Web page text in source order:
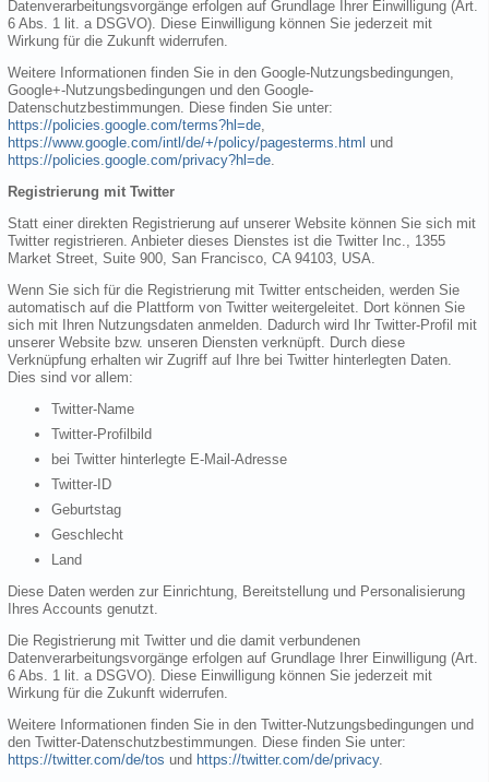
Datenverarbeitungsvorgänge erfolgen auf Grundlage Ihrer Einwilligung (Art.
6 Abs. 1 lit. a DSGVO). Diese Einwilligung können Sie jederzeit mit
Wirkung für die Zukunft widerrufen.
Weitere Informationen finden Sie in den Google-Nutzungsbedingungen,
Google+-Nutzungsbedingungen und den Google-
Datenschutzbestimmungen. Diese finden Sie unter:
https://policies.google.com/terms?hl=de,
https://www.google.com/intl/de/+/policy/pagesterms.html und
https://policies.google.com/privacy?hl=de.
Registrierung mit Twitter
Statt einer direkten Registrierung auf unserer Website können Sie sich mit
Twitter registrieren. Anbieter dieses Dienstes ist die Twitter Inc., 1355
Market Street, Suite 900, San Francisco, CA 94103, USA.
Wenn Sie sich für die Registrierung mit Twitter entscheiden, werden Sie
automatisch auf die Plattform von Twitter weitergeleitet. Dort können Sie
sich mit Ihren Nutzungsdaten anmelden. Dadurch wird Ihr Twitter-Profil mit
unserer Website bzw. unseren Diensten verknüpft. Durch diese
Verknüpfung erhalten wir Zugriff auf Ihre bei Twitter hinterlegten Daten.
Dies sind vor allem:
Twitter-Name
Twitter-Profilbild
bei Twitter hinterlegte E-Mail-Adresse
Twitter-ID
Geburtstag
Geschlecht
Land
Diese Daten werden zur Einrichtung, Bereitstellung und Personalisierung
Ihres Accounts genutzt.
Die Registrierung mit Twitter und die damit verbundenen
Datenverarbeitungsvorgänge erfolgen auf Grundlage Ihrer Einwilligung (Art.
6 Abs. 1 lit. a DSGVO). Diese Einwilligung können Sie jederzeit mit
Wirkung für die Zukunft widerrufen.
Weitere Informationen finden Sie in den Twitter-Nutzungsbedingungen und
den Twitter-Datenschutzbestimmungen. Diese finden Sie unter:
https://twitter.com/de/tos und https://twitter.com/de/privacy.